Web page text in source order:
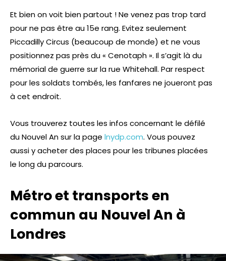
Et bien on voit bien partout ! Ne venez pas trop tard
pour ne pas être au 15e rang. Evitez seulement
Piccadilly Circus (beaucoup de monde) et ne vous
positionnez pas près du « Cenotaph ». Il s’agit là du
mémorial de guerre sur la rue Whitehall. Par respect
pour les soldats tombés, les fanfares ne joueront pas
à cet endroit.
Vous trouverez toutes les infos concernant le défilé
du Nouvel An sur la page lnydp.com. Vous pouvez
aussi y acheter des places pour les tribunes placées
le long du parcours.
Métro et transports en
commun au Nouvel An à
Londres